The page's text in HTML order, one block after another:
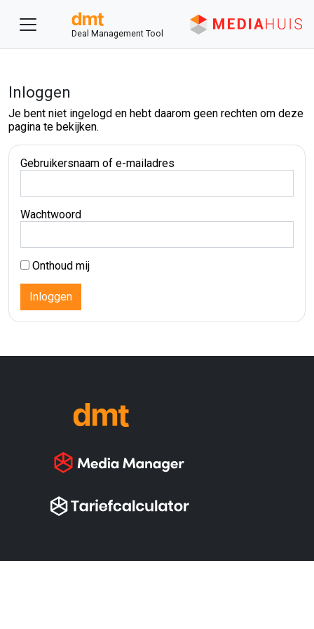
Deal Management Tool
Inloggen
Je bent niet ingelogd en hebt daarom geen rechten om deze
pagina te bekijken.
Gebruikersnaam of e-mailadres
Wachtwoord
Onthoud mij